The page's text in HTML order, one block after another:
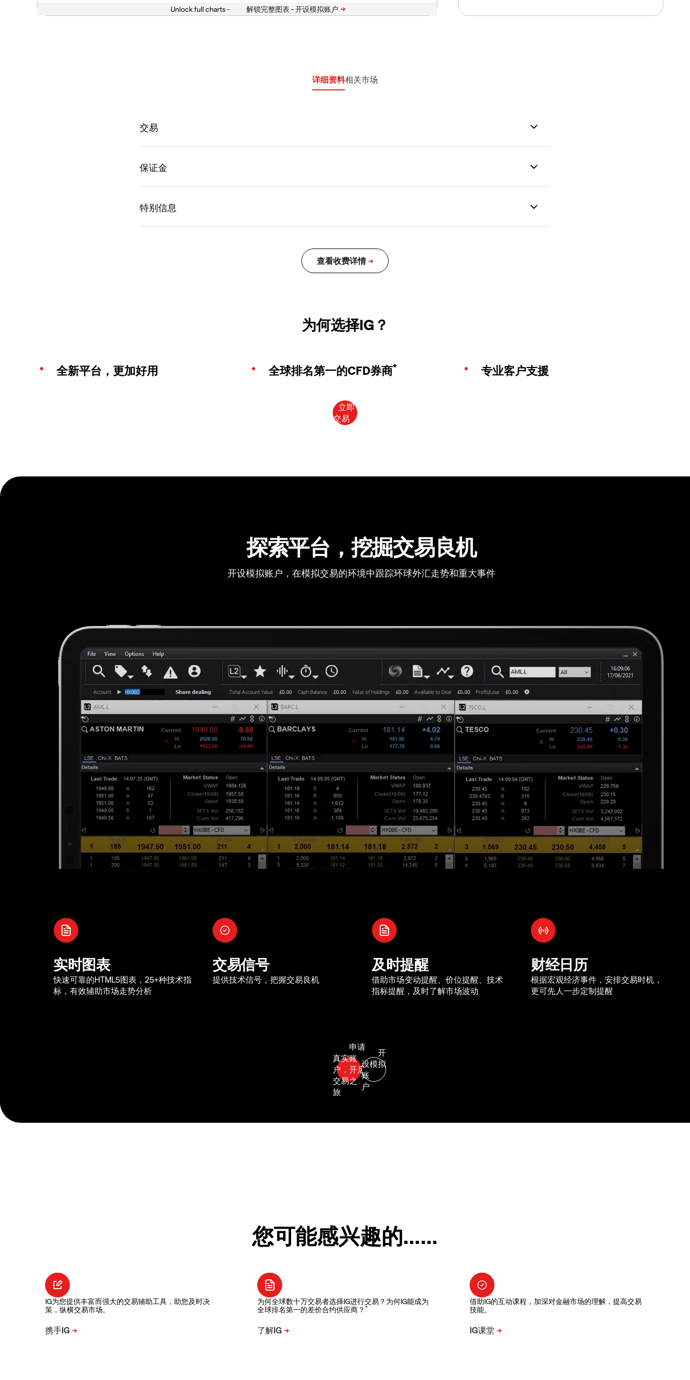
Unlock full charts -
详细资料相关市场
为何选择IG？
全新平台，更加好用 全球排名第一的CFD券商* 专业客户支援
探索平台，挖掘交易良机
开设模拟账户，在模拟交易的环境中跟踪环球外汇走势和重大事件
实时图表
快速可靠的HTML5图表，25+种技术指
标，有效辅助市场走势分析
交易信号
提供技术信号，把握交易良机
及时提醒
借助市场变动提醒、价位提醒、技术
指标提醒，及时了解市场波动
财经日历
根据宏观经济事件，安排交易时机，
更可先人一步定制提醒
您可能感兴趣的……
IG为您提供丰富而强大的交易辅助工具，助您及时决
策，纵横交易市场。
为何全球数十万交易者选择IG进行交易？为何IG能成为
全球排名第一的差价合约供应商？*
借助IG的互动课程，加深对金融市场的理解，提高交易
技能。